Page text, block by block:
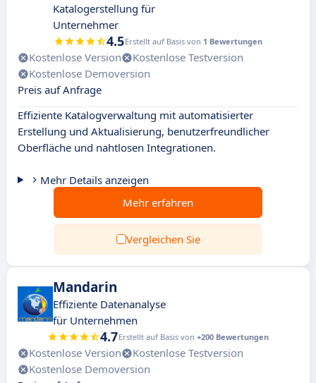
Katalogerstellung für
Unternehmer
4.5Erstellt auf Basis von 1 Bewertungen
Kostenlose Version
Kostenlose Testversion
Kostenlose Demoversion
Preis auf Anfrage
Effiziente Katalogverwaltung mit automatisierter
Erstellung und Aktualisierung, benutzerfreundlicher
Oberfläche und nahtlosen Integrationen.
Mehr Details anzeigen
Mehr erfahren
Vergleichen Sie
Mandarin
Effiziente Datenanalyse
für Unternehmen
4.7Erstellt auf Basis von +200 Bewertungen
Kostenlose Version
Kostenlose Testversion
Kostenlose Demoversion